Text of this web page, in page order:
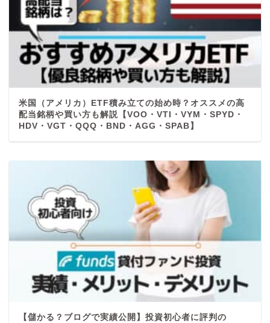
米国（アメリカ）ETF積み立ての始め時？オススメの高
配当銘柄や買い方も解説【VOO・VTI・VYM・SPYD・
HDV・VGT・QQQ・BND・AGG・SPAB】
【儲かる？ブログで実績公開】投資初心者に評判の